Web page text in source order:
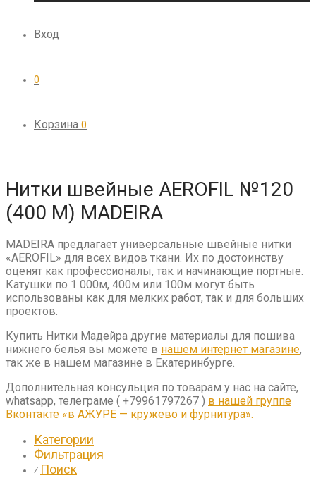
Вход
0
Корзина 0
Нитки швейные AEROFIL №120
(400 М) MADEIRA
MADEIRA предлагает универсальные швейные нитки
«AEROFIL» для всех видов ткани. Их по достоинству
оценят как профессионалы, так и начинающие портные.
Катушки по 1 000м, 400м или 100м могут быть
использованы как для мелких работ, так и для больших
проектов.
Купить Нитки Мадейра другие материалы для пошива
нижнего белья вы можете в нашем интернет магазине,
так же в нашем магазине в Екатеринбурге.
Дополнительная консульция по товарам у нас на сайте,
whatsapp, телеграме ( +79961797267 ) в нашей группе
Вконтакте «в АЖУРЕ — кружево и фурнитура».
Категории
Фильтрация
⁄ Поиск